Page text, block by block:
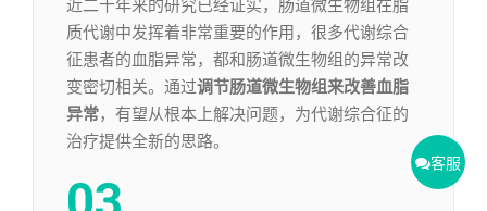
近二十年来的研究已经证实，肠道微生物组在脂
质代谢中发挥着非常重要的作用，很多代谢综合
征患者的血脂异常，都和肠道微生物组的异常改
变密切相关。通过调节肠道微生物组来改善血脂
异常，有望从根本上解决问题，为代谢综合征的
治疗提供全新的思路。
客服